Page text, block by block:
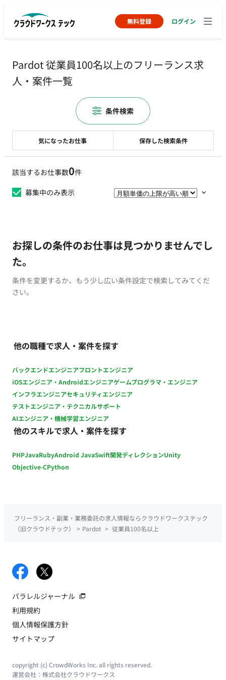
無料登録 ログイン
Pardot 従業員100名以上のフリーランス求
人・案件一覧
該当するお仕事数0件
募集中のみ表示
お探しの条件のお仕事は見つかりませんでし
た。
条件を変更するか、もう少し広い条件設定で検索してみてくだ
さい。
他の職種で求人・案件を探す
バックエンドエンジニアフロントエンジニア
iOSエンジニア・Androidエンジニアゲームプログラマ・エンジニア
インフラエンジニアセキュリティエンジニア
テストエンジニア・テクニカルサポート
AIエンジニア・機械学習エンジニア
他のスキルで求人・案件を探す
PHPJavaRubyAndroid JavaSwift開発ディレクションUnity
Objective-CPython
気になったお仕事 保存した検索条件
条件検索
フリーランス・副業・業務委託の求人情報ならクラウドワークステック
（旧クラウドテック）
> Pardot > 従業員100名以上
パラレルジャーナル
利用規約
個人情報保護方針
サイトマップ
copyright (c) CrowdWorks Inc. all rights reserved.
運営会社： 株式会社クラウドワークス